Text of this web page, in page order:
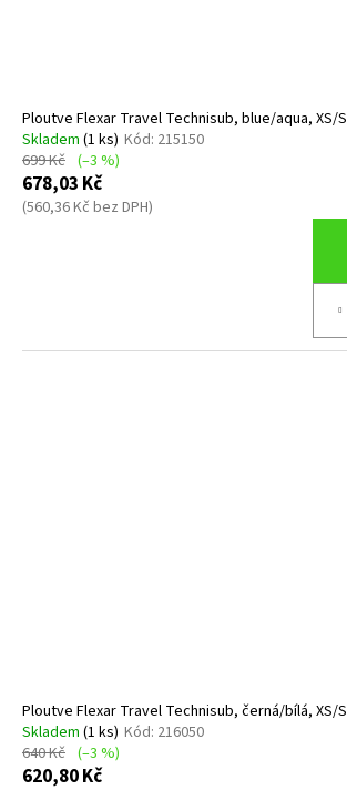
Ploutve Flexar Travel Technisub, blue/aqua, XS/S
Skladem (1 ks) Kód: 215150
699 Kč (–3 %)
678,03 Kč
(560,36 Kč bez DPH)
Ploutve Flexar Travel Technisub, černá/bílá, XS/S
Skladem (1 ks) Kód: 216050
640 Kč (–3 %)
620,80 Kč